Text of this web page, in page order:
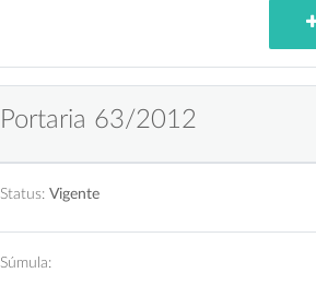
Portaria 63/2012
Status: Vigente
Súmula: